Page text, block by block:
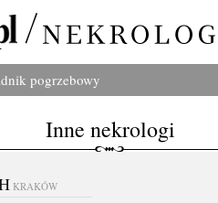
pogrzebowy
Inne nekrologi
KRAKÓW